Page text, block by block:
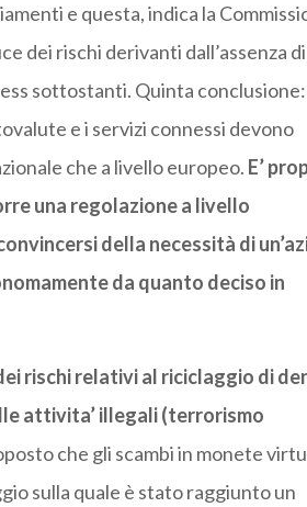
e questa, indica la
dei rischi derivanti dall’assenza di
sottostanti. Quinta conclusione:
e i servizi connessi devono
che a livello europeo. E’
una regolazione a livello
della necessità di
da quanto deciso in
rischi relativi al riciclaggio di
attivita’ illegali (terrorismo
che gli scambi in monete
sulla quale è stato raggiunto un